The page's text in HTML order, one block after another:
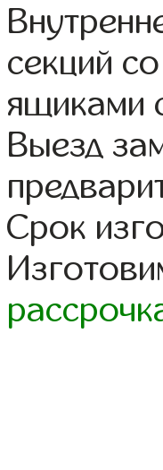
секций
ящиками
Выезд
Срок